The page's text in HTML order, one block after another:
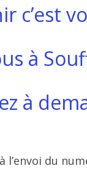
c’est
à
à
du